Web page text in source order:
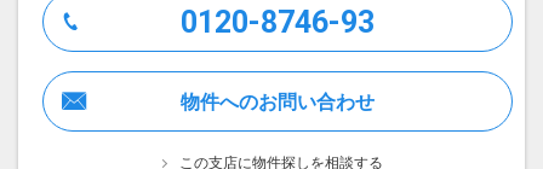
0120-8746-93
物件へのお問い合わせ
この支店に物件探しを相談する